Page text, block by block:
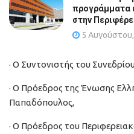
προγράμματα
στην
5
· Ο Συντονιστής του
· Ο Πρόεδρος της Ένωσης
Παπαδόπουλος,
· Ο Πρόεδρος του